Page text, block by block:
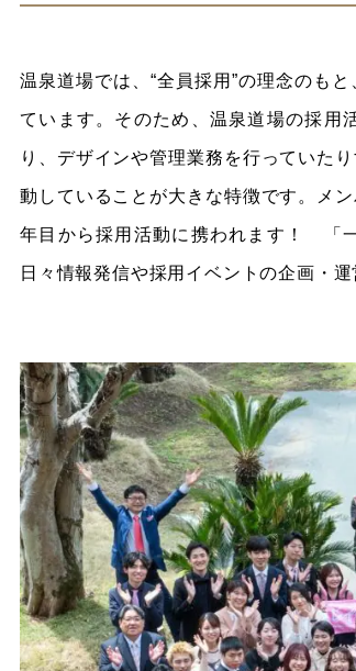
温泉道場では、“全員採用”の理念のも
ています。そのため、温泉道場の採用
り、デザインや管理業務を行っていた
動していることが大きな特徴です。メ
年目から採用活動に携われます！ 「
日々情報発信や採用イベントの企画・運